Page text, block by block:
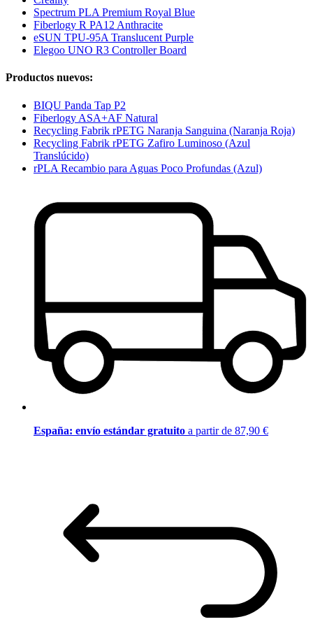
Spectrum PLA Premium Royal Blue
Fiberlogy R PA12 Anthracite
eSUN TPU-95A Translucent Purple
Elegoo UNO R3 Controller Board
Productos nuevos:
BIQU Panda Tap P2
Fiberlogy ASA+AF Natural
Recycling Fabrik rPETG Naranja Sanguina (Naranja Roja)
Recycling Fabrik rPETG Zafiro Luminoso (Azul
Translúcido)
rPLA Recambio para Aguas Poco Profundas (Azul)
España: envío estándar gratuito a partir de 87,90 €